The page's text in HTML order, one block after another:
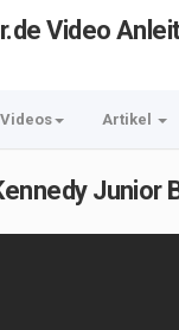
Video
Videos Artikel
Junior